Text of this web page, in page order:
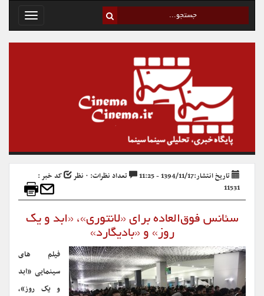
Toggle
تاریخ انتشار:1394/11/17 - 11:25 تعداد نظرات: ۰ نظر
کد خبر :
11531
سئانس فوق‌العاده برای «لانتوری»، «ابد و یک
روز» و «بادیگارد»
فیلم های
سینمایی «ابد
و یک روز»،